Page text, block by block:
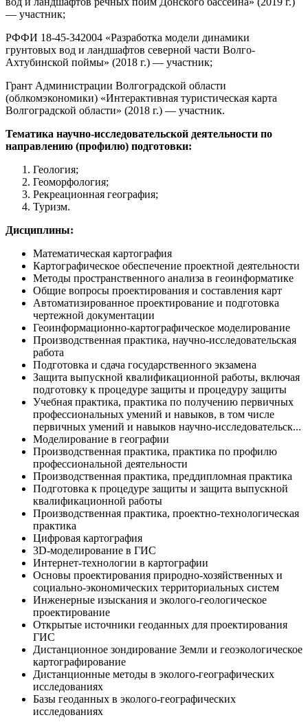
— участник;
РФФИ 18-45-342004 «Разработка модели динамики
грунтовых вод и ландшафтов северной части Волго-
Ахтубинской поймы» (2018 г.) — участник;
Грант Администрации Волгоградской области
(облкомэкономики) «Интерактивная туристическая карта
Волгоградской области» (2018 г.) — участник.
Тематика научно-исследовательской деятельности по
направлению (профилю) подготовки:
Геология;
Геоморфология;
Рекреационная география;
Туризм.
Дисциплины:
Математическая картография
Картографическое обеспечение проектной деятельности
Методы пространственного анализа в геоинформатике
Общие вопросы проектирования и составления карт
Автоматизированное проектирование и подготовка
чертежной документации
Геоинформационно-картографическое моделирование
Производственная практика, научно-исследовательская
работа
Подготовка и сдача государственного экзамена
Защита выпускной квалификационной работы, включая
подготовку к процедуре защиты и процедуру защиты
Учебная практика, практика по получению первичных
профессиональных умений и навыков, в том числе
первичных умений и навыков научно-исследовательск...
Моделирование в географии
Производственная практика, практика по профилю
профессиональной деятельности
Производственная практика, преддипломная практика
Подготовка к процедуре защиты и защита выпускной
квалификационной работы
Производственная практика, проектно-технологическая
практика
Цифровая картография
3D-моделирование в ГИС
Интернет-технологии в картографии
Основы проектирования природно-хозяйственных и
социально-экономических территориальных систем
Инженерные изыскания и эколого-геологическое
проектирование
Открытые источники геоданных для проектирования
ГИС
Дистанционное зондирование Земли и геоэкологическое
картографирование
Дистанционные методы в эколого-географических
исследованиях
Базы геоданных в эколого-географических
исследованиях